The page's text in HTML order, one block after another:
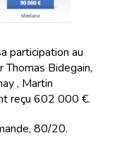
participation au
Thomas Bidegain,
, Martin
reçu 602 000 €.
80/20.